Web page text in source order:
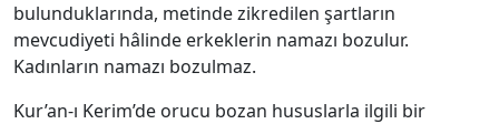
bulunduklarında, metinde zikredilen şartların
mevcudiyeti hâlinde erkeklerin namazı bozulur.
Kadınların namazı bozulmaz.
Kur’an-ı Kerim’de orucu bozan hususlarla ilgili bir